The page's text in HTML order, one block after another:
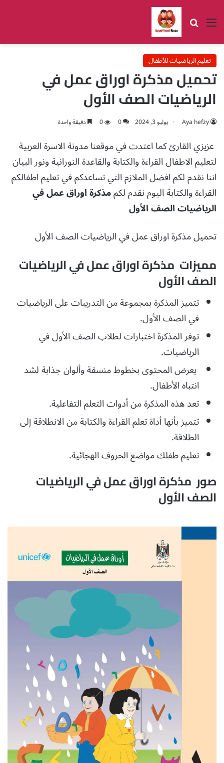
القائمة بحث عن
تعليم الرياضيات للأطفال
تحميل مذكرة اوراق عمل في
الرياضيات الصف الأول
Aya hefzy يوليو 3, 2024 0
0 دقيقة واحدة
عزيزي القارئ كما اعتدت في موقعنا مدونة الاسرة العربية
لتعليم الاطفال القراءة والكتابة والقاعدة النورانية ونور البيان
اننا نقدم لكم افضل الملازم التي تساعدكم في تعليم اطفالكم
القراءة والكتابة اليوم نقدم لكممذكرة اوراق عمل في
الرياضيات الصف الأول
تحميل مذكرة اوراق عمل في الرياضيات الصف الأول
مميزات مذكرة اوراق عمل في الرياضيات
الصف الأول
تتميز المذكرة بمجموعة من التدريبات على الرياضيات
في الصف الأول.
توفر المذكرة اختبارات لطلاب الصف الأول في
الرياضيات.
يعرض المحتوى بخطوط منسقة وألوان جذابة لشد
انتباه الأطفال.
تعد هذه المذكرة من أدوات التعلم التفاعلية.
تتميز بأنها أداة تعلم القراءة والكتابة من الانطلاقة إلى
الطلاقة.
تعليم طفلك مواضع الحروف الهجائية.
صور مذكرة اوراق عمل في الرياضيات
الصف الأول